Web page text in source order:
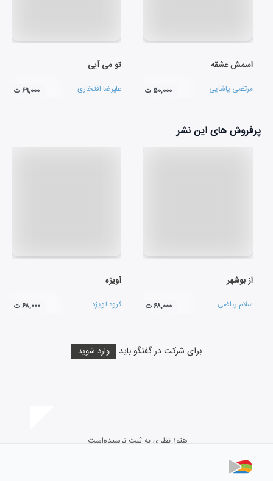
اسمش عشقه
مرتضی پاشایی ۵۰,۰۰۰ ت
تو می آیی
علیرضا افتخاری ۶۹,۰۰۰ ت
پرفروش های این نشر
از بوشهر
سلام ریاضی ۶۸,۰۰۰ ت
آویژه
گروه آویژه ۶۸,۰۰۰ ت
برای شرکت در گفتگو باید وارد شوید
هنوز نظری به ثبت نرسیده‌است.